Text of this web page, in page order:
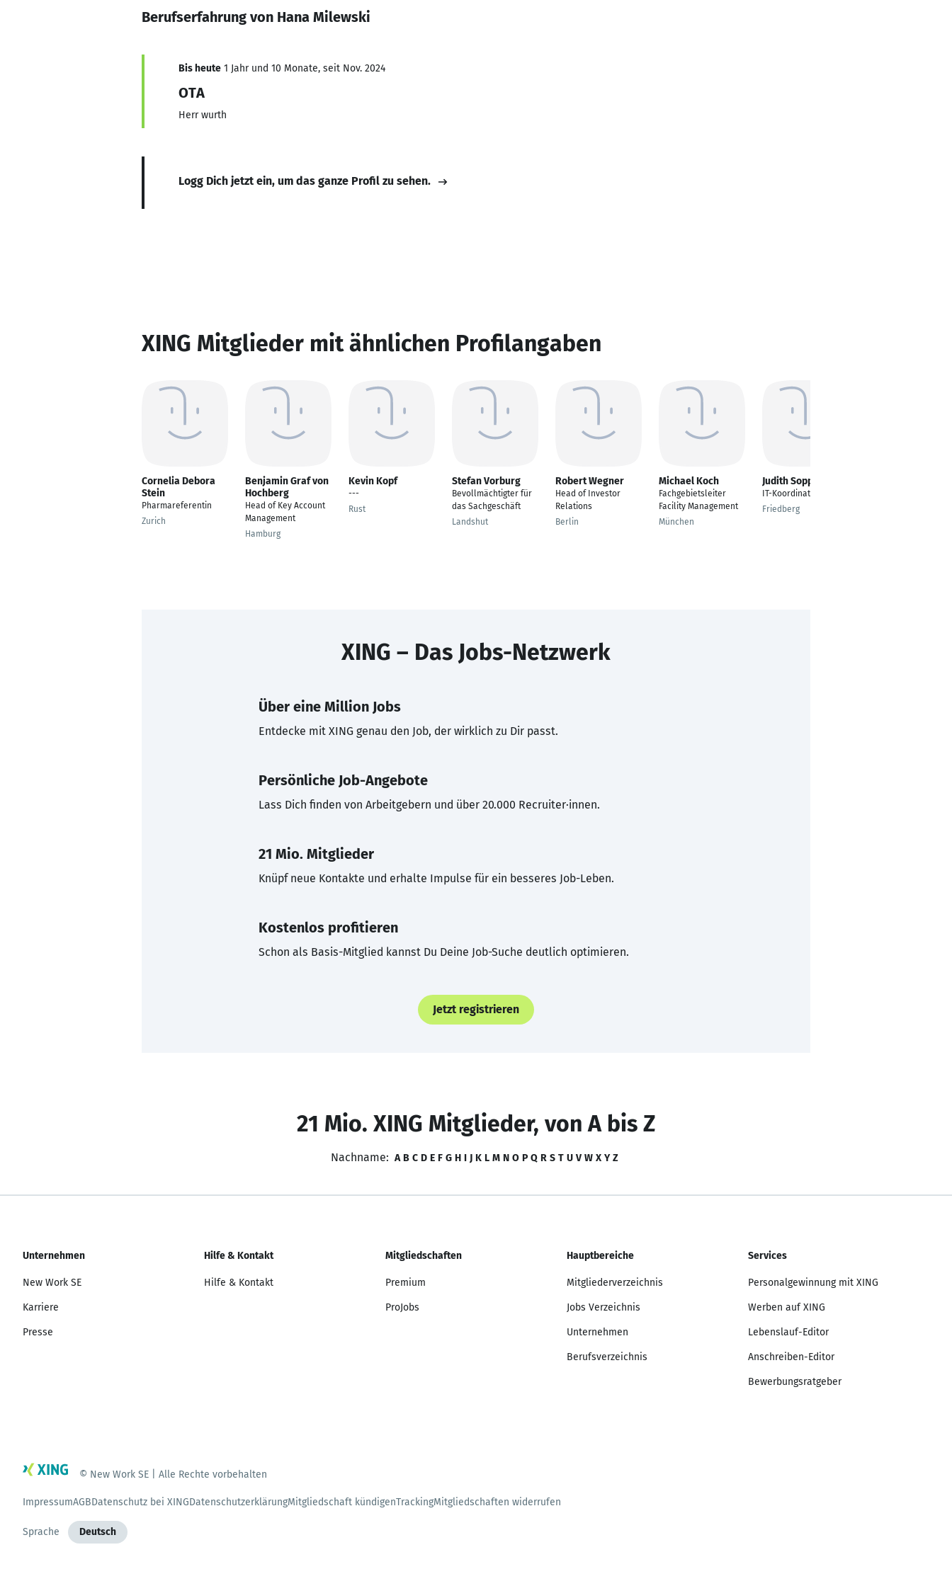
Berufserfahrung von Hana Milewski
Bis heute 1 Jahr und 10 Monate, seit Nov. 2024
OTA
Herr wurth
Logg Dich jetzt ein, um das ganze Profil zu sehen.
XING Mitglieder mit ähnlichen Profilangaben
Cornelia Debora
Stein
Pharmareferentin
Zurich
Benjamin Graf von
Hochberg
Head of Key Account
Management
Hamburg
Kevin Kopf
---
Rust
Stefan Vorburg
Bevollmächtigter für
das Sachgeschäft
Landshut
Robert Wegner
Head of Investor
Relations
Berlin
Michael Koch
Fachgebietsleiter
Facility Management
München
Judith Sopper
IT-Koordinatorin
Friedberg
XING – Das Jobs-Netzwerk
Über eine Million Jobs
Entdecke mit XING genau den Job, der wirklich zu Dir passt.
Persönliche Job-Angebote
Lass Dich finden von Arbeitgebern und über 20.000 Recruiter·innen.
21 Mio. Mitglieder
Knüpf neue Kontakte und erhalte Impulse für ein besseres Job-Leben.
Kostenlos profitieren
Schon als Basis-Mitglied kannst Du Deine Job-Suche deutlich optimieren.
Jetzt registrieren
21 Mio. XING Mitglieder, von A bis Z
Nachname: A B C D E F G H I J K L M N O P Q R S T U V W X Y Z
Unternehmen
New Work SE
Karriere
Presse
Hilfe & Kontakt
Hilfe & Kontakt
Mitgliedschaften
Premium
ProJobs
Hauptbereiche
Mitgliederverzeichnis
Jobs Verzeichnis
Unternehmen
Berufsverzeichnis
Services
Personalgewinnung mit XING
Werben auf XING
Lebenslauf-Editor
Anschreiben-Editor
Bewerbungsratgeber
© New Work SE | Alle Rechte vorbehalten
ImpressumAGBDatenschutz bei XINGDatenschutzerklärungMitgliedschaft kündigenTrackingMitgliedschaften widerrufen
Sprache Deutsch